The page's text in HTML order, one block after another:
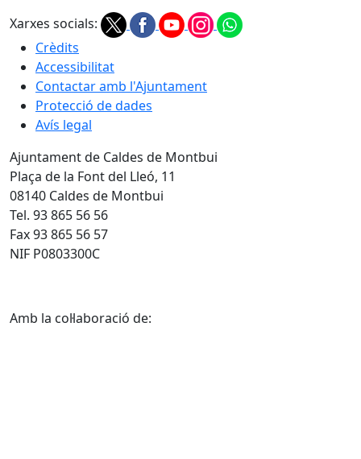
Xarxes socials:
Crèdits
Accessibilitat
Contactar amb l'Ajuntament
Protecció de dades
Avís legal
Ajuntament de Caldes de Montbui
Plaça de la Font del Lleó, 11
08140 Caldes de Montbui
Tel. 93 865 56 56
Fax 93 865 56 57
NIF P0803300C
Amb la col·laboració de: